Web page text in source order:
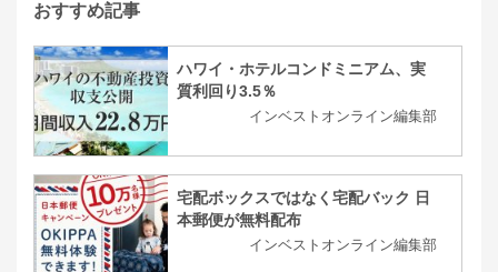
おすすめ記事
ハワイ・ホテルコンドミニアム、実
質利回り3.5％
インベストオンライン編集部
宅配ボックスではなく宅配バック 日
本郵便が無料配布
インベストオンライン編集部